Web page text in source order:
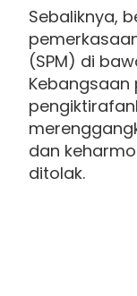
Sebaliknya,
(SPM) di
dan
ditolak.